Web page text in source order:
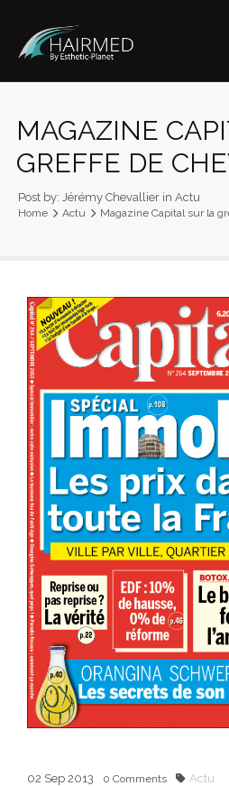
MAGAZINE
GREFFE DE
Post by: Jérémy Chevallier in Actu
Home Actu Magazine Capital sur la
02 Sep 2013 0 Comments Actu